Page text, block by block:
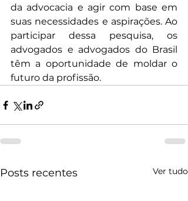
da advocacia e agir com base em
suas necessidades e aspirações. Ao
participar dessa pesquisa, os
advogados e advogados do Brasil
têm a oportunidade de moldar o
futuro da profissão.
Posts recentes Ver tudo